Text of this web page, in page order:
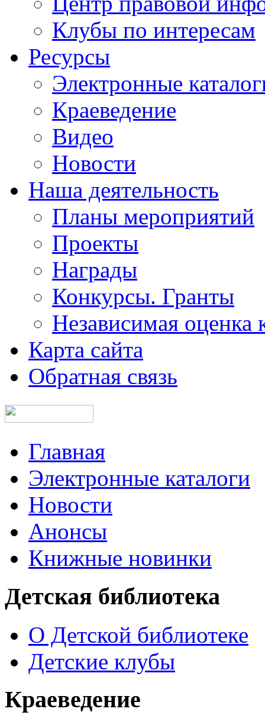
Клубы по интересам
Ресурсы
Электронные
Краеведение
Видео
Новости
Наша деятельность
Планы мероприятий
Проекты
Награды
Конкурсы. Гранты
Независимая оценка
Карта сайта
Обратная связь
Главная
Электронные каталоги
Новости
Анонсы
Книжные новинки
Детская библиотека
О Детской библиотеке
Детские клубы
Краеведение